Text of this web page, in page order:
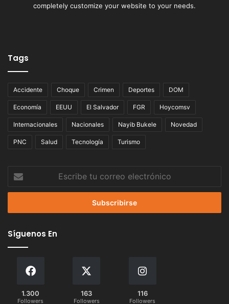
completely customize your website to your needs.
Tags
Accidente Choque Crimen Deportes DOM
Economía EEUU El Salvador FGR Hoycomsv
Internacionales Nacionales Nayib Bukele Novedad
PNC Salud Tecnología Turismo
correo
Síguenos En
1.300
Followers
163
Followers
116
Followers